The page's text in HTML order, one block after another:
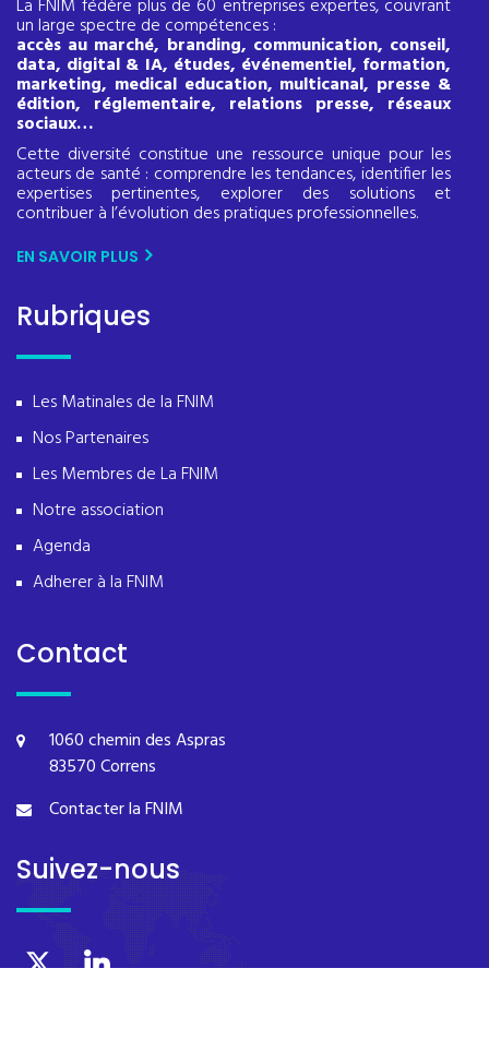
La FNIM fédère plus de 60 entreprises expertes, couvrant
un large spectre de compétences :
accès au marché, branding, communication, conseil,
data, digital & IA, études, événementiel, formation,
marketing, medical education, multicanal, presse &
édition, réglementaire, relations presse, réseaux
sociaux…
Cette diversité constitue une ressource unique pour les
acteurs de santé : comprendre les tendances, identifier les
expertises pertinentes, explorer des solutions et
contribuer à l’évolution des pratiques professionnelles.
EN SAVOIR PLUS
Rubriques
Les Matinales de la FNIM
Nos Partenaires
Les Membres de La FNIM
Notre association
Agenda
Adherer à la FNIM
Contact
1060 chemin des Aspras
83570 Correns
Contacter la FNIM
Suivez-nous